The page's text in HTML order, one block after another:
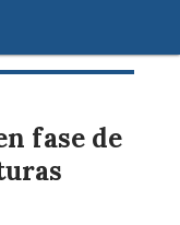
fase de